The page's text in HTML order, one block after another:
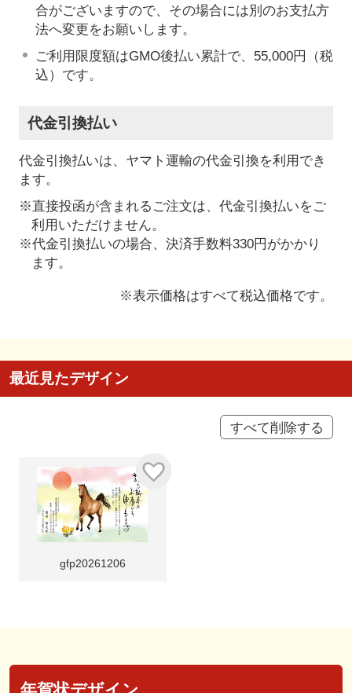
合がございますので、その場合には別のお支払方
法へ変更をお願いします。
ご利用限度額はGMO後払い累計で、55,000円（税
込）です。
代金引換払い
代金引換払いは、ヤマト運輸の代金引換を利用でき
ます。
※直接投函が含まれるご注文は、代金引換払いをご
利用いただけません。
※代金引換払いの場合、決済手数料330円がかかり
ます。
※表示価格はすべて税込価格です。
最近見たデザイン
すべて削除する
gfp20261206
年賀状デザイン